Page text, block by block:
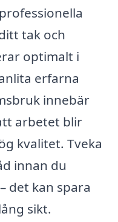
tak och
optimalt i
erfarna
innebär
arbetet blir
kvalitet. Tveka
innan du
det kan spara
sikt.